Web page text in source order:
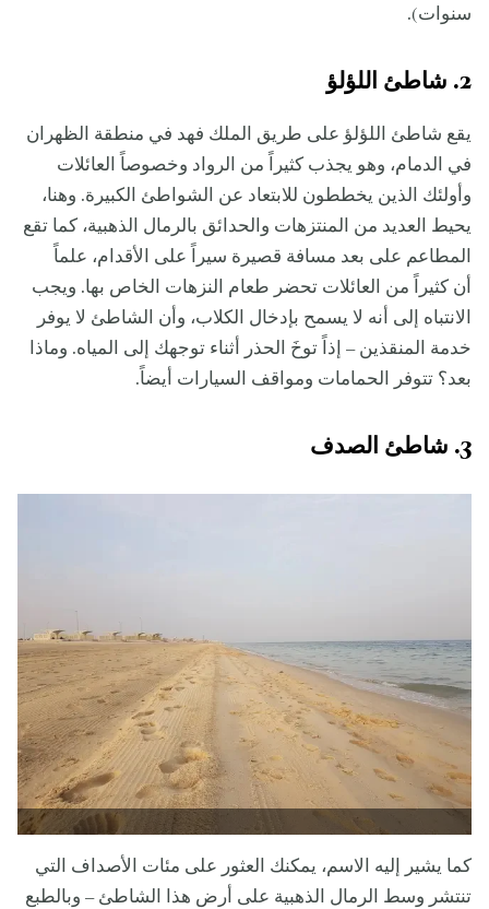
سنوات).
2. شاطئ اللؤلؤ
يقع شاطئ اللؤلؤ على طريق الملك فهد في منطقة الظهران
في الدمام، وهو يجذب كثيراً من الرواد وخصوصاً العائلات
وأولئك الذين يخططون للابتعاد عن الشواطئ الكبيرة. وهنا،
يحيط العديد من المنتزهات والحدائق بالرمال الذهبية، كما تقع
المطاعم على بعد مسافة قصيرة سيراً على الأقدام، علماً
أن كثيراً من العائلات تحضر طعام النزهات الخاص بها. ويجب
الانتباه إلى أنه لا يسمح بإدخال الكلاب، وأن الشاطئ لا يوفر
خدمة المنقذين – إذاً توخَ الحذر أثناء توجهك إلى المياه. وماذا
بعد؟ تتوفر الحمامات ومواقف السيارات أيضاً.
3. شاطئ الصدف
كما يشير إليه الاسم، يمكنك العثور على مئات الأصداف التي
تنتشر وسط الرمال الذهبية على أرض هذا الشاطئ – وبالطبع